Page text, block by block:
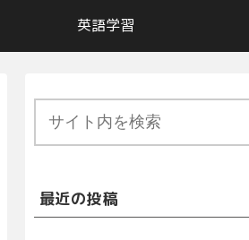
英語学習
最近の投稿